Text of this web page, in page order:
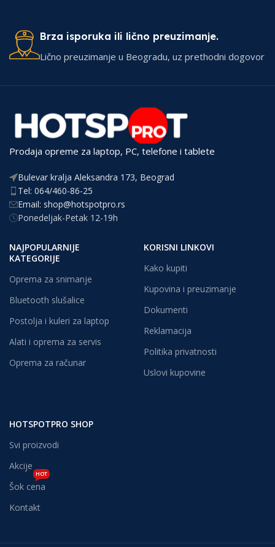
Brza isporuka ili lično preuzimanje.
Lično preuzimanje u Beogradu, uz prethodni dogovor
Prodaja opreme za laptop, PC, telefone i tablete
Bulevar kralja Aleksandra 173, Beograd
Tel: 064/460-86-25
Email: shop@hotspotpro.rs
Ponedeljak-Petak 12-19h
NAJPOPULARNIJE
KATEGORIJE
Oprema za snimanje
Bluetooth slušalice
Postolja i kuleri za laptop
Alati i oprema za servis
Oprema za računar
KORISNI LINKOVI
Kako kupiti
Kupovina i preuzimanje
Dokumenti
Reklamacija
Politika privatnosti
Uslovi kupovine
HOTSPOTPRO SHOP
Svi proizvodi
Akcije
Šok cena
HOT
Kontakt